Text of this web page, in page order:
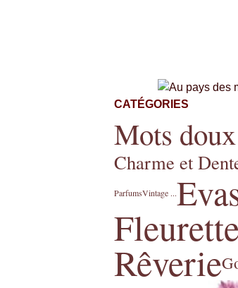
CATÉGORIES
Mots doux
Charme et
ParfumsVintage ...
Rêverie